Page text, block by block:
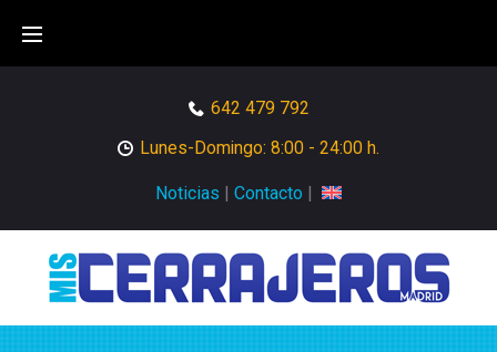
content
642 479 792
Lunes-Domingo: 8:00 - 24:00 h.
Noticias | Contacto |